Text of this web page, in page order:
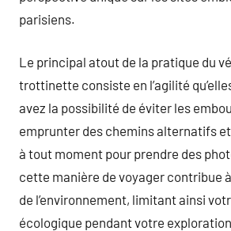
parisiens.
Le principal atout de la pratique du
trottinette consiste en l’agilité
avez la possibilité de éviter les
emprunter des chemins alternatifs
à tout moment pour prendre des
cette manière de voyager contribue
de l’environnement, limitant ainsi
écologique pendant votre